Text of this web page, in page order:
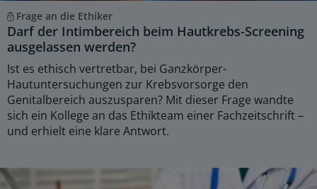
Frage an die Ethiker
Darf der Intimbereich beim Hautkrebs-Screening
ausgelassen werden?
Ist es ethisch vertretbar, bei Ganzkörper-
Hautuntersuchungen zur Krebsvorsorge den
Genitalbereich auszusparen? Mit dieser Frage wandte
sich ein Kollege an das Ethikteam einer Fachzeitschrift –
und erhielt eine klare Antwort.